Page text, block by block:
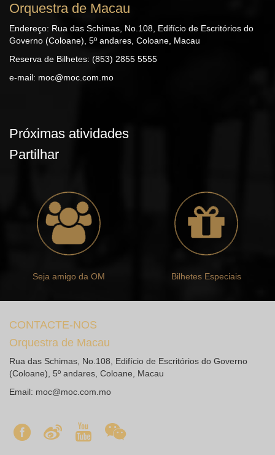
Orquestra de Macau
Endereço: Rua das Schimas, No.108, Edifício de Escritórios do
Governo (Coloane), 5º andares, Coloane, Macau
Reserva de Bilhetes: (853) 2855 5555
e-mail: moc@moc.com.mo
Próximas atividades
Partilhar
Seja amigo da OM Bilhetes Especiais
CONTACTE-NOS
Orquestra de Macau
Rua das Schimas, No.108, Edifício de Escritórios do Governo
(Coloane), 5º andares, Coloane, Macau
Email: moc@moc.com.mo